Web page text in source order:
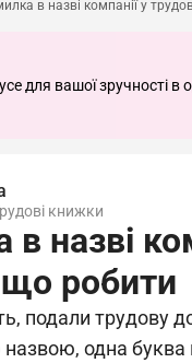
в назві компанії у
для вашої зручності в
книжки
назві
робити
подали трудову
одна